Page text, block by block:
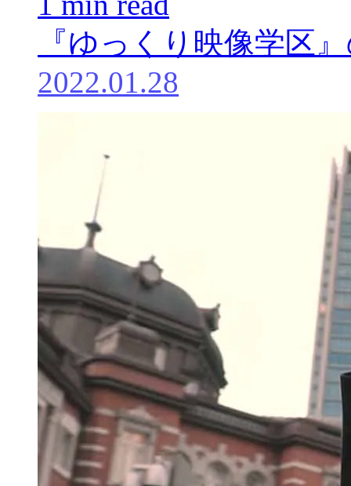
『ゆっくり映像学区
2022.01.28